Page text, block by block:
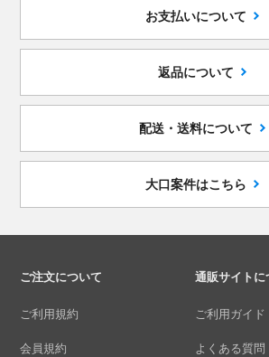
お支払いについて
返品について
配送・送料について
大口案件はこちら
ご注文について
ご利用規約
会員規約
通販サイトに
ご利用ガイド
よくある質問